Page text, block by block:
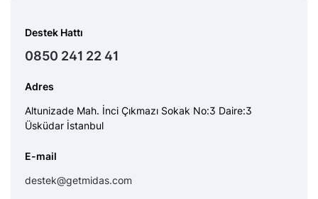
Destek Hattı
0850 241 22 41
Adres
Altunizade Mah. İnci Çıkmazı Sokak No:3 Daire:3
Üsküdar İstanbul
E-mail
destek@getmidas.com